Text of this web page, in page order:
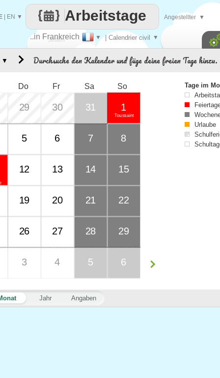
Jeden
..in Frankreich ▼ | Calendrier civil ▼
Arbeitstage
EN ▼ Angestellter ▼
Durchsuche den Kalender und füge deine freien Tage hinzu.
Jahr Angaben
Do Fr Sa So
29 30 31
Toussaint
1
5 6 7 8
12 13 14 15
19 20 21 22
26 27 28 29
3 4 5 6
▼
Tage im
Urlaube